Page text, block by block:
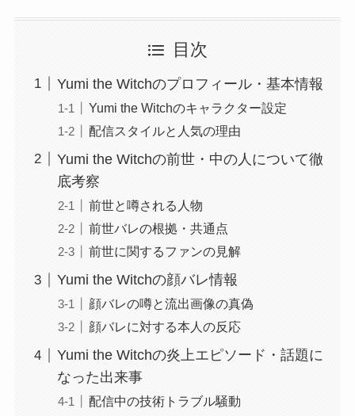
目次
Yumi the Witchのプロフィール・基本情報
Yumi the Witchのキャラクター設定
配信スタイルと人気の理由
Yumi the Witchの前世・中の人について徹
底考察
前世と噂される人物
前世バレの根拠・共通点
前世に関するファンの見解
Yumi the Witchの顔バレ情報
顔バレの噂と流出画像の真偽
顔バレに対する本人の反応
Yumi the Witchの炎上エピソード・話題に
なった出来事
配信中の技術トラブル騒動